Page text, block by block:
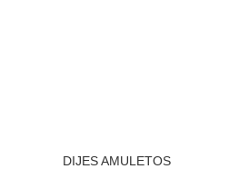
DIJES AMULETOS